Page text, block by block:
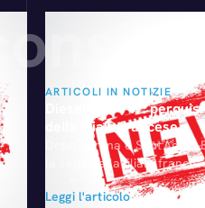
ARTICOLI IN NOTIZIE
Dieselgate VW:
della filiale francese
Dopo Verona e Sant'Agata
la sede della filiale
Volkswagen è stata
locale nel quadro delle
Leggi l'articolo